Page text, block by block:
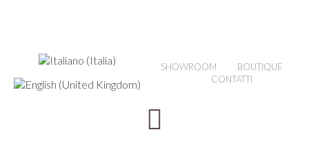
SHOWROOM
BOUTIQUE
CONTATTI